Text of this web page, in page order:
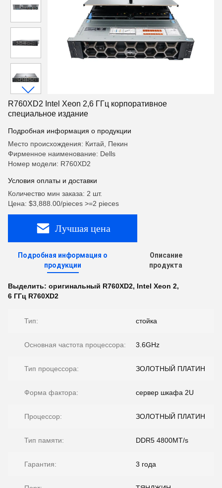
R760XD2 Intel Xeon 2,6 ГГц корпоративное
специальное издание
Подробная информация о продукции
Место происхождения: Китай, Пекин
Фирменное наименование: Dells
Номер модели: R760XD2
Условия оплаты и доставки
Количество мин заказа: 2 шт.
Цена: $3,888.00/pieces >=2 pieces
Лучшая цена
Подробная информация о
продукции
Описание
продукта
Выделить: оригинальный R760XD2, Intel Xeon 2,
6 ГГц R760XD2
Тип: стойка
Основная частота процессора: 3.6GHz
Тип процессора: ЗОЛОТНЫЙ ПЛАТИН
Форма фактора: сервер шкафа 2U
Процессор: ЗОЛОТНЫЙ ПЛАТИН
Тип памяти: DDR5 4800MT/s
Гарантия: 3 года